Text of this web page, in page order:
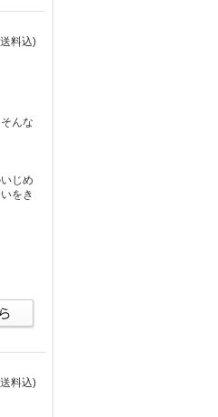
料込)
んな
じめ
をき
料込)